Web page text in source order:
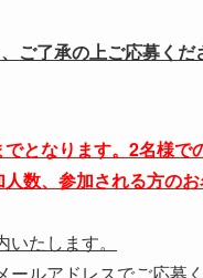
ご了承の上ご応募くだ
となります。2名様で
人数、参加される方の
たします。